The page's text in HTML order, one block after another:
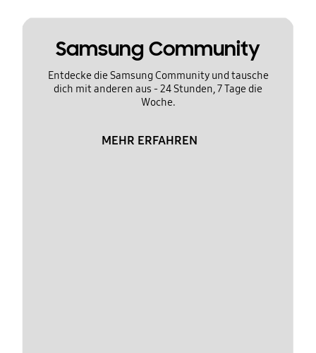
Samsung Community
Entdecke die Samsung Community und tausche
dich mit anderen aus - 24 Stunden, 7 Tage die
Woche.
MEHR ERFAHREN